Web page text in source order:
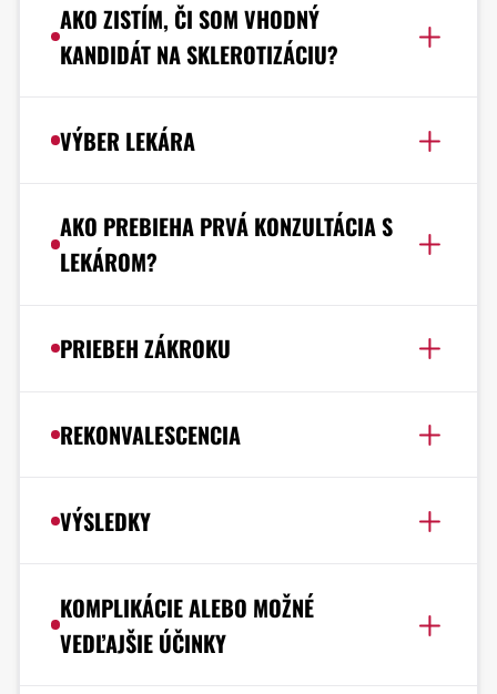
AKO ZISTÍM, ČI SOM VHODNÝ
KANDIDÁT NA SKLEROTIZÁCIU?
VÝBER LEKÁRA
AKO PREBIEHA PRVÁ KONZULTÁCIA S
LEKÁROM?
PRIEBEH ZÁKROKU
REKONVALESCENCIA
VÝSLEDKY
KOMPLIKÁCIE ALEBO MOŽNÉ
VEDĽAJŠIE ÚČINKY